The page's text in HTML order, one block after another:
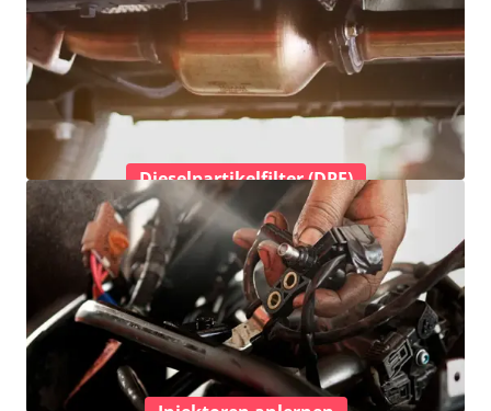
Dieselpartikelfilter (DPF)